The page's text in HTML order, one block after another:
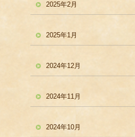
2025年2月
2025年1月
2024年12月
2024年11月
2024年10月